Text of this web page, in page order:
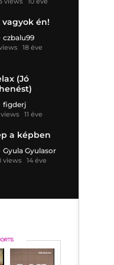
vagyok én!
czbalu99
18 éve
(Jó
figderj
11 éve
a képben
Gyula Gyulasor
views 14 éve